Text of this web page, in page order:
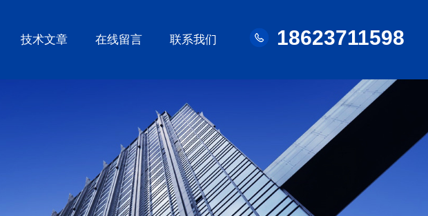
技术文章 在线留言 联系我们 18623711598